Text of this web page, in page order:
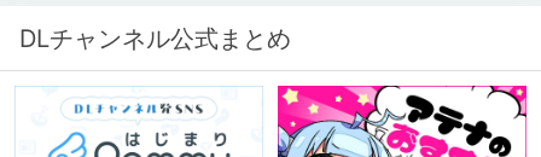
微修正）
DLチャンネル公式まとめ